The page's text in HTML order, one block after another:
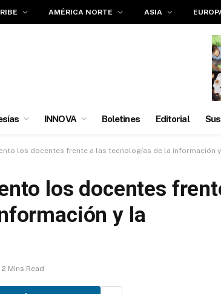
AMÉRICA NORTE ASIA
INNOVA Boletines Editorial
los docentes frente a las tecnologías de la información
los docentes
y la
2 Mins Read